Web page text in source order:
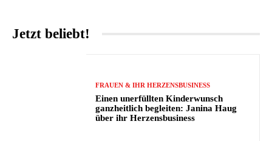
Jetzt beliebt!
FRAUEN & IHR HERZENSBUSINESS
Einen unerfüllten Kinderwunsch
ganzheitlich begleiten: Janina Haug
über ihr Herzensbusiness